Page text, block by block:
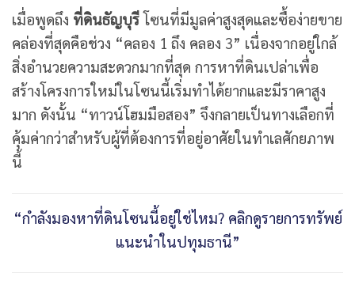
เมื่อพูดถึง ที่ดินธัญบุรีโซนที่มีมูลค่าสูงสุดและซื้อง่ายขาย
คล่องที่สุดคือช่วง “คลอง 1 ถึง คลอง 3” เนื่องจากอยู่ใกล้
สิ่งอำนวยความสะดวกมากที่สุด การหาที่ดินเปล่าเพื่อ
สร้างโครงการใหม่ในโซนนี้เริ่มทำได้ยากและมีราคาสูง
มาก ดังนั้น “ทาวน์โฮมมือสอง” จึงกลายเป็นทางเลือกที่
คุ้มค่ากว่าสำหรับผู้ที่ต้องการที่อยู่อาศัยในทำเลศักยภาพ
นี้
“กำลังมองหาที่ดินโซนนี้อยู่ใช่ไหม? คลิกดูรายการทรัพย์
แนะนำในปทุมธานี”